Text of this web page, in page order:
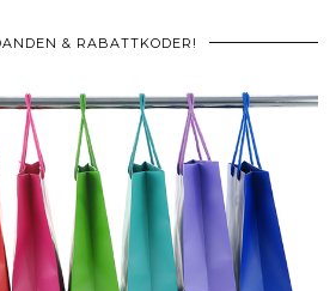
& RABATTKODER!